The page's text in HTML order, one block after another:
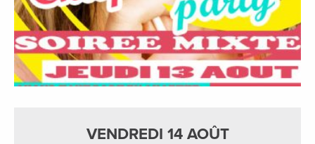
VENDREDI 14 AOÛT